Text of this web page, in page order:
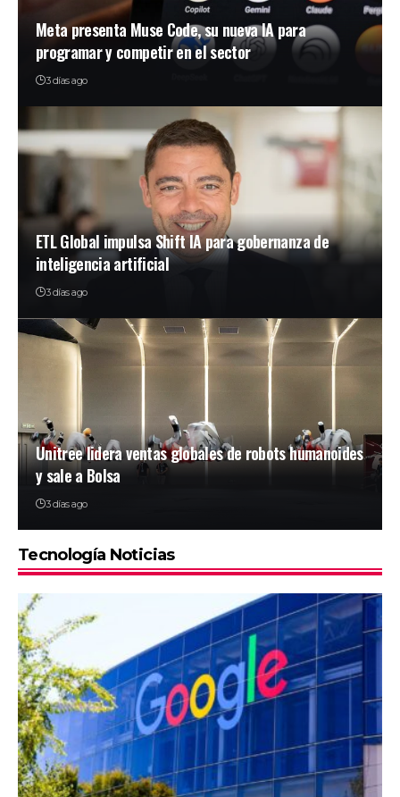
Meta presenta Muse Code, su nueva IA para
programar y competir en el sector
3 días ago
ETL Global impulsa Shift IA para gobernanza de
inteligencia artificial
3 días ago
Unitree lidera ventas globales de robots humanoides
y sale a Bolsa
3 días ago
Tecnología Noticias